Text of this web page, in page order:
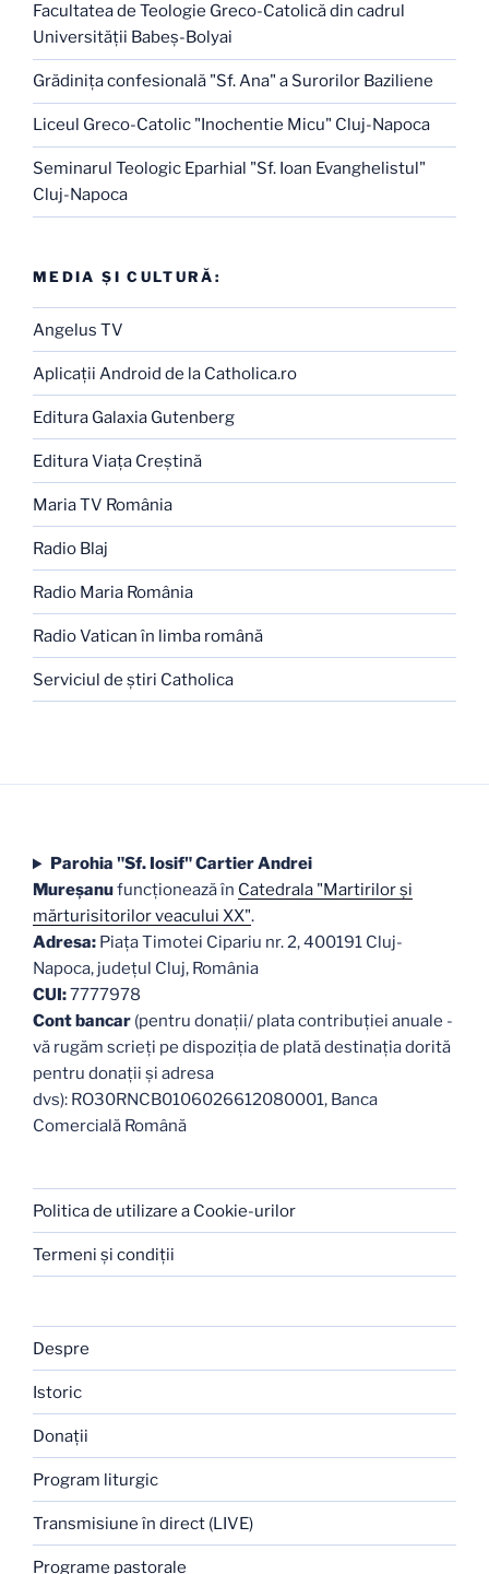
Facultatea de Teologie Greco-Catolică din cadrul
Universităţii Babeş-Bolyai
Grădiniţa confesională "Sf. Ana" a Surorilor Baziliene
Liceul Greco-Catolic "Inochentie Micu" Cluj-Napoca
Seminarul Teologic Eparhial "Sf. Ioan Evanghelistul"
Cluj-Napoca
MEDIA ŞI CULTURĂ:
Angelus TV
Aplicaţii Android de la Catholica.ro
Editura Galaxia Gutenberg
Editura Viaţa Creştină
Maria TV România
Radio Blaj
Radio Maria România
Radio Vatican în limba română
Serviciul de ştiri Catholica
Parohia "Sf. Iosif" Cartier Andrei
Mureşanufuncţionează în Catedrala "Martirilor şi
mărturisitorilor veacului XX".
Adresa: Piaţa Timotei Cipariu nr. 2, 400191 Cluj-
Napoca, judeţul Cluj, România
CUI:7777978
Cont bancar (pentru donații/ plata contribuției anuale -
vă rugăm scrieți pe dispoziția de plată destinația dorită
pentru donații și adresa
dvs): RO30RNCB0106026612080001, Banca
Comercială Română
Politica de utilizare a Cookie-urilor
Termeni şi condiţii
Despre
Istoric
Donaţii
Program liturgic
Transmisiune în direct (LIVE)
Programe pastorale